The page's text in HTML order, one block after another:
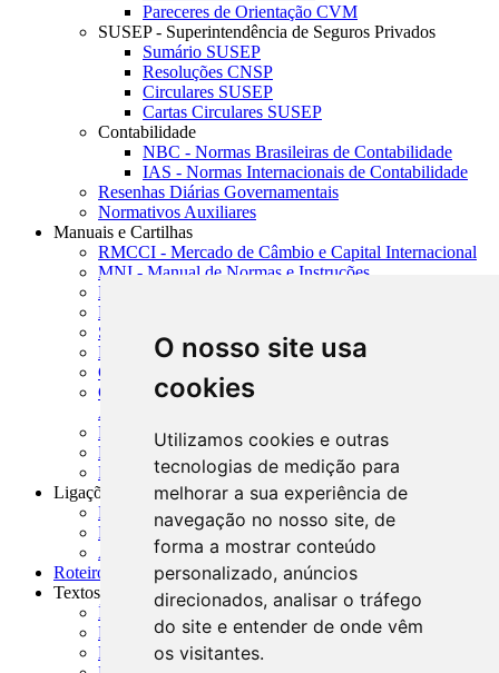
O nosso site usa
cookies
Utilizamos cookies e outras
tecnologias de medição para
melhorar a sua experiência de
navegação no nosso site, de
forma a mostrar conteúdo
personalizado, anúncios
direcionados, analisar o tráfego
do site e entender de onde vêm
os visitantes.
Pareceres de Orientação CVM
SUSEP - Superintendência de Seguros Privados
Sumário SUSEP
Resoluções CNSP
Circulares SUSEP
Cartas Circulares SUSEP
Contabilidade
NBC - Normas Brasileiras de Contabilidade
IAS - Normas Internacionais de Contabilidade
Resenhas Diárias Governamentais
Normativos Auxiliares
Manuais e Cartilhas
RMCCI - Mercado de Câmbio e Capital Internacional
MNI - Manual de Normas e Instruções
MTVM - Manual de Títulos e Valores Mobiliários
MCR - Manual de Crédito Rural
SISORF - Manual de Organização do SFN
MASUP - Manual de Supervisão Bancária
CADOC - Catálogo de Documentos
CNAE-CONCLA - Classificação Nacional de
Atividades Econômicas
PMF - Cartilhas do BCB
Manuais Auxiliares do BCB e Cosif-e
Resenhas Diárias Governamentais
Ligações Externas
Links Úteis
Presidência da República
Agências Nacionais Reguladoras
Roteiros para Estudos
Textos
Índice de Textos
Editorial
Monografias